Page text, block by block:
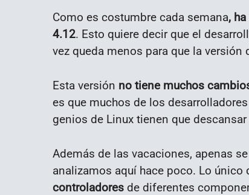
Como es costumbre cada semana,
4.12. Esto quiere decir que el
vez queda menos para que la
Esta versión no tiene muchos
es que muchos de los
genios de Linux tienen que
Además de las vacaciones, apenas
analizamos aquí hace poco. Lo único
controladores de diferentes